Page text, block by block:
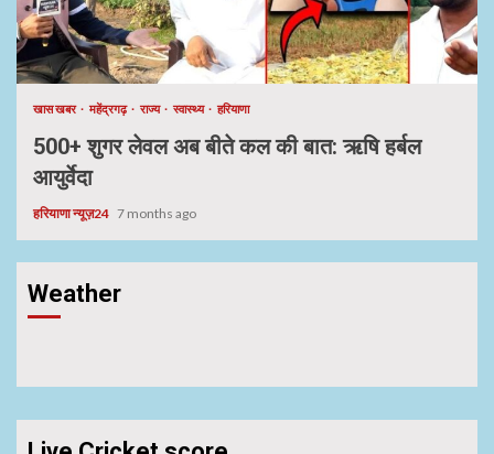
खास खबर महेंद्रगढ़ राज्य स्वास्थ्य हरियाणा
500+ शुगर लेवल अब बीते कल की बात: ऋषि हर्बल
आयुर्वेदा
हरियाणा न्यूज़24 7 months ago
Weather